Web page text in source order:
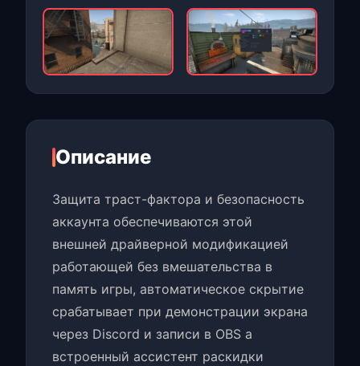
Описание
Защита траст-фактора и безопасность
аккаунта обеспечиваются этой
внешней драйверной модификацией
работающей без вмешательства в
память игры, автоматическое скрытие
срабатывает при демонстрации экрана
через Discord и записи в OBS а
встроенный ассистент раскидки